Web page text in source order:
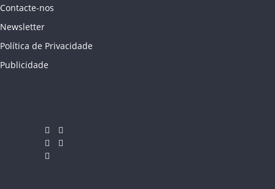
Contacte-nos
Newsletter
Política de Privacidade
Publicidade